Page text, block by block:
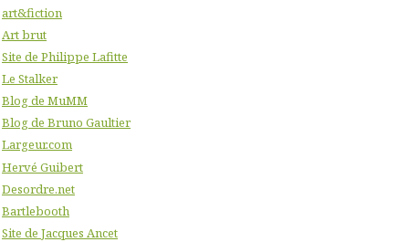
art&fiction
Art brut
Site de Philippe Lafitte
Le Stalker
Blog de MuMM
Blog de Bruno Gaultier
Largeur.com
Hervé Guibert
Desordre.net
Bartlebooth
Site de Jacques Ancet